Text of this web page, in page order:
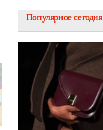
Популярное сегодня